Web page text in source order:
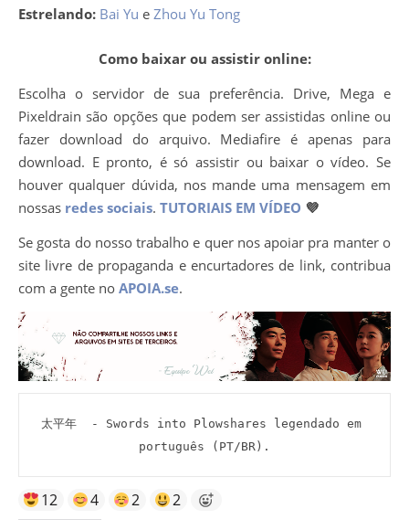
Estrelando: Bai Yu e Zhou Yu Tong
Como baixar ou assistir online:
Escolha o servidor de sua preferência. Drive, Mega e
Pixeldrain são opções que podem ser assistidas online ou
fazer download do arquivo. Mediafire é apenas para
download. E pronto, é só assistir ou baixar o vídeo. Se
houver qualquer dúvida, nos mande uma mensagem em
nossas redes sociais. TUTORIAIS EM VÍDEO 💜
Se gosta do nosso trabalho e quer nos apoiar pra manter o
site livre de propaganda e encurtadores de link, contribua
com a gente no APOIA.se.
太平年  - Swords into Plowshares legendado em
português (PT/BR).
12 4 2 2